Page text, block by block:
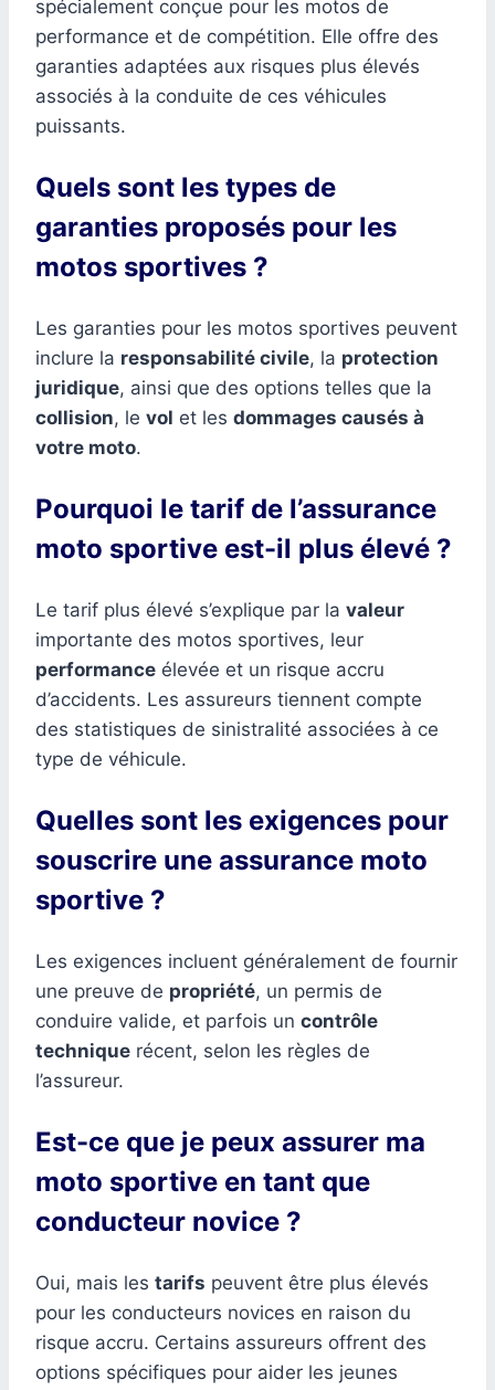
spécialement conçue pour les motos de
performance et de compétition. Elle offre des
garanties adaptées aux risques plus élevés
associés à la conduite de ces véhicules
puissants.
Quels sont les types de
garanties proposés pour les
motos sportives ?
Les garanties pour les motos sportives peuvent
inclure la responsabilité civile, la protection
juridique, ainsi que des options telles que la
collision, le vol et les dommages causés à
votre moto.
Pourquoi le tarif de l’assurance
moto sportive est-il plus élevé ?
Le tarif plus élevé s’explique par la valeur
importante des motos sportives, leur
performance élevée et un risque accru
d’accidents. Les assureurs tiennent compte
des statistiques de sinistralité associées à ce
type de véhicule.
Quelles sont les exigences pour
souscrire une assurance moto
sportive ?
Les exigences incluent généralement de fournir
une preuve de propriété, un permis de
conduire valide, et parfois un contrôle
technique récent, selon les règles de
l’assureur.
Est-ce que je peux assurer ma
moto sportive en tant que
conducteur novice ?
Oui, mais les tarifs peuvent être plus élevés
pour les conducteurs novices en raison du
risque accru. Certains assureurs offrent des
options spécifiques pour aider les jeunes